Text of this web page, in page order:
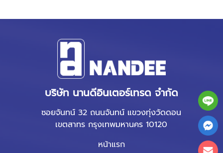
บริษัท นานดีอินเตอร์เทรด จำกัด
ซอยจันทน์ 32 ถนนจันทน์ แขวงทุ่งวัดดอน
เขตสาทร กรุงเทพมหานคร 10120
หน้าแรก